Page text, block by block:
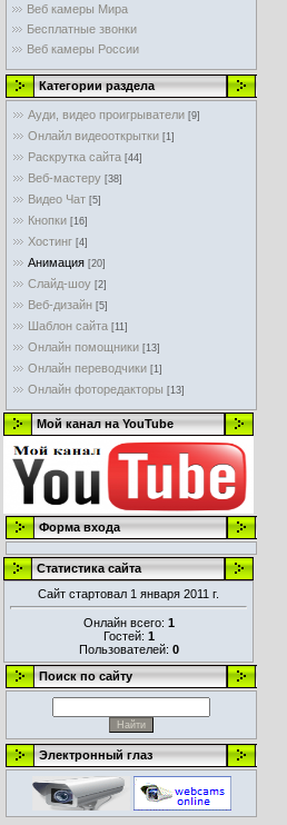
Веб камеры Мира
Бесплатные звонки
Веб камеры России
Категории раздела
Ауди, видео проигрыватели [9]
Онлайл видеооткрытки [1]
Раскрутка сайта [44]
Веб-мастеру [38]
Видео Чат [5]
Кнопки [16]
Хостинг [4]
Анимация [20]
Слайд-шоу [2]
Веб-дизайн [5]
Шаблон сайта [11]
Онлайн помощники [13]
Онлайн переводчики [1]
Онлайн фоторедакторы [13]
Мой канал на YouTube
Форма входа
Статистика сайта
Сайт стартовал 1 января 2011 г.
Онлайн всего: 1
Гостей: 1
Пользователей: 0
Поиск по сайту
Электронный глаз